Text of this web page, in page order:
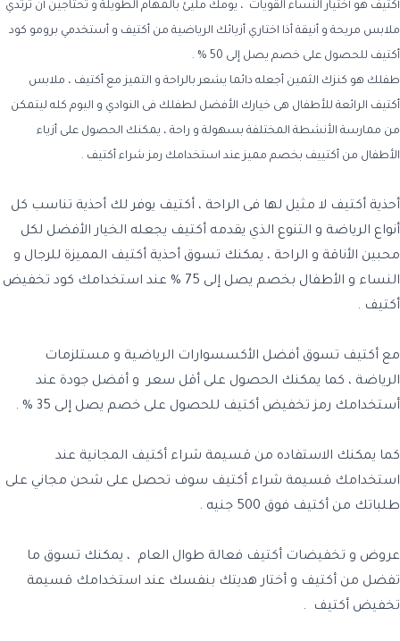
أكتيف هو أختيار النساء القويات ، يومك مليئ بالمهام الطويلة و تحتاجين أن ترتدي
ملابس مريحة و أنيقة أذا اختاري أزيائك الرياضية من أكتيف و أستخدمي برومو كود
أكتيف للحصول على خصم يصل إلى 50 % .
طفلك هو كنزك الثمين أجعله دائما يشعر بالراحة و التميز مع أكتيف ، ملابس
أكتيف الرائعة للأطفال هى خيارك الأفضل لطفلك فى النوادي و اليوم كله ليتمكن
من ممارسة الأنشطة المختلفة بسهولة و راحة ، يمكنك الحصول على أزياء
الأطفال من أكتييف بخصم مميز عند استخدامك رمز شراء أكتيف .
أحذية أكتيف لا مثيل لها فى الراحة ، أكتيف يوفر لك أحذية تناسب كل
أنواع الرياضة و التنوع الذي يقدمه أكتيف يجعله الخيار الأفضل لكل
محبين الأناقة و الراحة ، يمكنك تسوق أحذية أكتيف المميزة للرجال و
النساء و الأطفال بخصم يصل إلى 75 % عند استخدامك كود تخفيض
أكتيف .
مع أكتيف تسوق أفضل الأكسسوارات الرياضية و مستلزمات
الرياضة ، كما يمكنك الحصول على أقل سعر و أفضل جودة عند
أستخدامك رمز تخفيض أكتيف للحصول على خصم يصل إلى 35 % .
كما يمكنك الاستفاده من قسيمة شراء أكتيف المجانية عند
استخدامك قسيمة شراء أكتيف سوف تحصل على شحن مجاني على
طلباتك من أكتيف فوق 500 جنيه .
عروض و تخفيضات أكتيف فعالة طوال العام ، يمكنك تسوق ما
تفضل من أكتيف و أختار هديتك بنفسك عند استخدامك قسيمة
تخفيض أكتيف .